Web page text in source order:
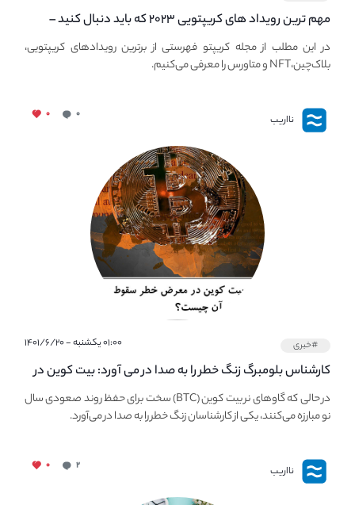
مهم ترین رویداد های کریپتویی ۲۰۲۳ که باید دنبال کنید –
معرفی بهترین رویداد های جهانی
در این مطلب از مجله کریپتو فهرستی از برترین رویدادهای کریپتویی،
بلاک‌چین،NFT و متاورس را معرفی می‌کنیم.
نااریب ۰ ۰
#خبری ۰۱:۰۰ یکشنبه - ۱۴۰۱/۶/۲۰
کارشناس بلومبرگ زنگ خطر را به صدا در می آورد: بیت کوین در
معرض خطر سقوط بزرگ است - دلیل آن چیست؟در حالی که گاوهای نر بیت کوین (BTC) سخت برای حفظ روند صعودی سال
نو مبارزه می‌کنند، یکی از کارشناسان زنگ خطر را به صدا در می‌آورد.
نااریب ۲ ۰